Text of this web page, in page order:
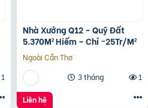
1
Nhà Xưởng Q12 – Quỹ Đất
5.370M² Hiếm – Chỉ ~25Tr/M²
Ngoài Cần Thơ
3 tháng
1
Liên hệ